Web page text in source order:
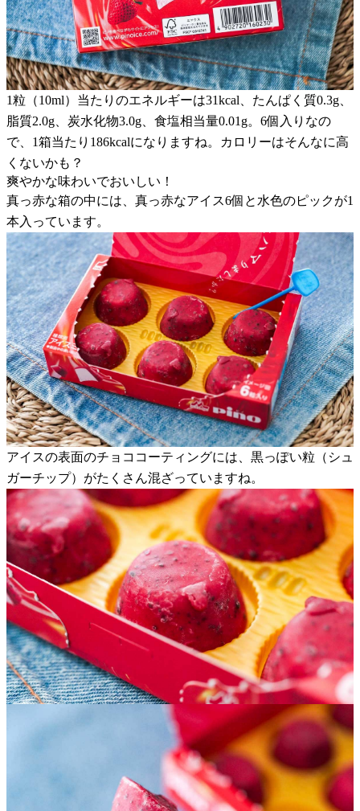
1粒（10ml）当たりのエネルギーは31kcal、たんぱく質0.3g、
脂質2.0g、炭水化物3.0g、食塩相当量0.01g。6個入りなの
で、1箱当たり186kcalになりますね。カロリーはそんなに高
くないかも？
爽やかな味わいでおいしい！
真っ赤な箱の中には、真っ赤なアイス6個と水色のピックが1
本入っています。
アイスの表面のチョココーティングには、黒っぽい粒（シュ
ガーチップ）がたくさん混ざっていますね。